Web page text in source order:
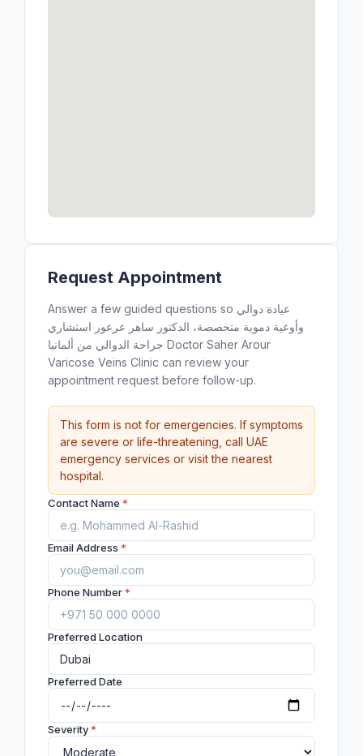
Request Appointment
Answer a few guided questions so عيادة دوالي
وأوعية دموية متخصصة، الدكتور ساهر عرعور استشاري
جراحة الدوالي من ألمانيا Doctor Saher Arour
Varicose Veins Clinic can review your
appointment request before follow-up.
This form is not for emergencies. If symptoms
are severe or life-threatening, call UAE
emergency services or visit the nearest
hospital.
Contact Name *
Email Address *
Phone Number*
Preferred Location
Preferred Date
Severity*